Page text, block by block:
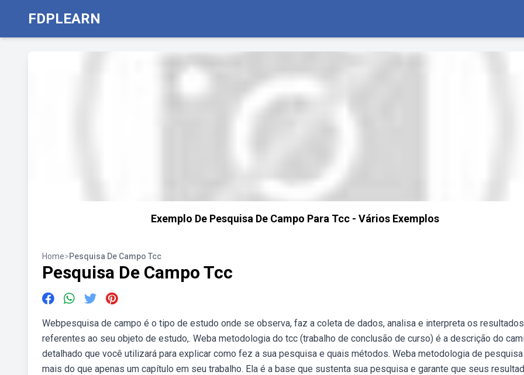
FDPLEARN
Exemplo De Pesquisa De Campo Para Tcc - Vários Exemplos
Home>Pesquisa De Campo Tcc
Pesquisa De Campo Tcc
Webpesquisa de campo é o tipo de estudo onde se observa, faz a coleta de dados, analisa e interpreta os resultados
referentes ao seu objeto de estudo,. Weba metodologia do tcc (trabalho de conclusão de curso) é a descrição do
detalhado que você utilizará para explicar como fez a sua pesquisa e quais métodos. Weba metodologia de
mais do que apenas um capítulo em seu trabalho. Ela é a base que sustenta sua pesquisa e garante que seus